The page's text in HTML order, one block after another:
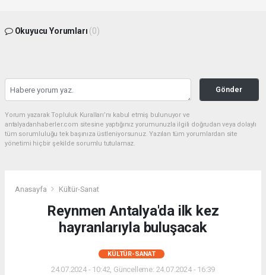
Okuyucu Yorumları (0)
Gönder
Yorum yazarak Topluluk Kuralları’nı kabul etmiş bulunuyor ve
antalyadanhaberler.com sitesine yaptığınız yorumunuzla ilgili doğrudan veya dolaylı
tüm sorumluluğu tek başınıza üstleniyorsunuz. Yazılan tüm yorumlardan site
yönetimi hiçbir şekilde sorumlu tutulamaz.
Anasayfa Kültür-Sanat
Reynmen Antalya'da ilk kez
hayranlarıyla buluşacak
KÜLTÜR-SANAT
24.07.2024 - 10:42, Güncelleme: 24.07.2024 - 16:39